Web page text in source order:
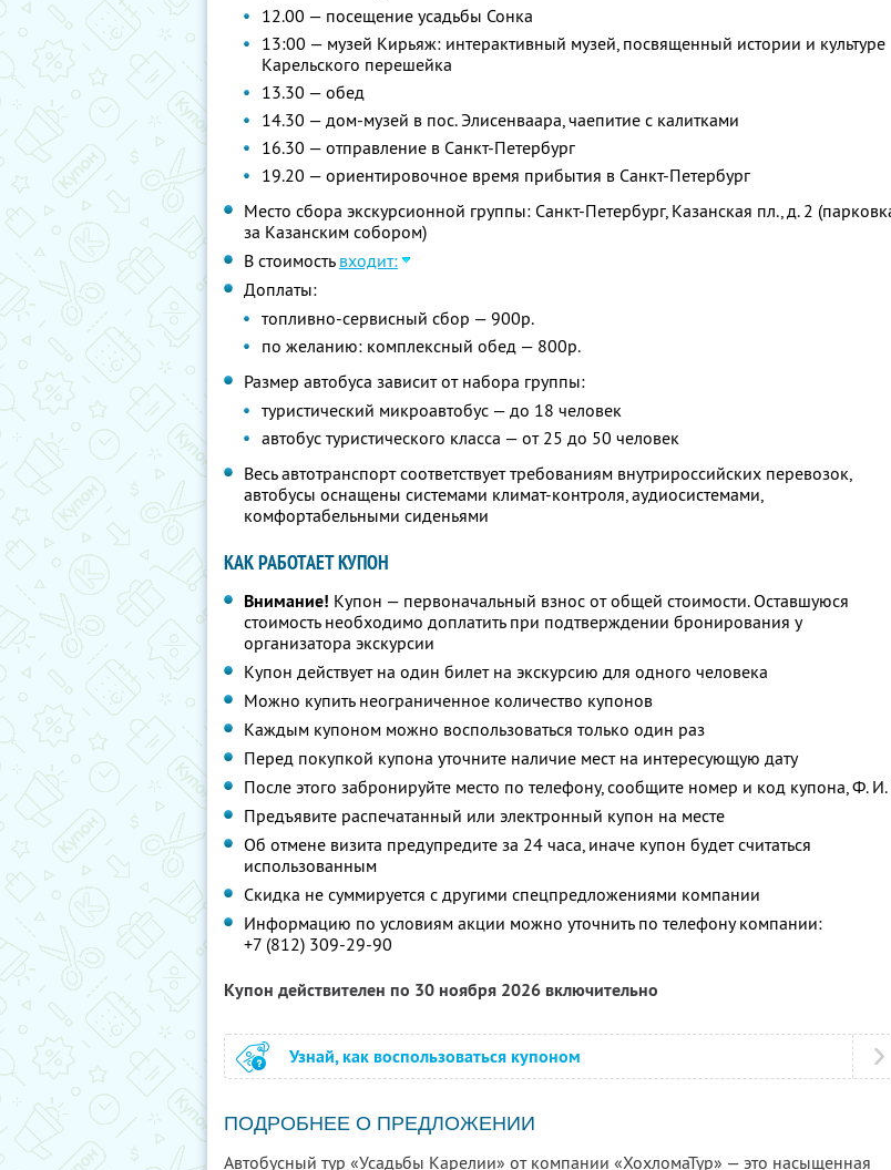
12.00 — посещение усадьбы Сонка
13:00 — музей Кирьяж: интерактивный музей, посвященный истории и культуре
Карельского перешейка
13.30 — обед
14.30 — дом-музей в пос. Элисенваара, чаепитие с калитками
16.30 — отправление в Санкт-Петербург
19.20 — ориентировочное время прибытия в Санкт-Петербург
Место сбора экскурсионной группы: Санкт-Петербург, Казанская пл., д. 2
за Казанским собором)
В стоимость входит:
Доплаты:
топливно-сервисный сбор — 900р.
по желанию: комплексный обед — 800р.
Размер автобуса зависит от набора группы:
туристический микроавтобус — до 18 человек
автобус туристического класса — от 25 до 50 человек
Весь автотранспорт соответствует требованиям внутрироссийских перевозок,
автобусы оснащены системами климат-контроля, аудиосистемами,
комфортабельными сиденьями
КАК РАБОТАЕТ КУПОН
Внимание! Купон — первоначальный взнос от общей стоимости. Оставшуюся
стоимость необходимо доплатить при подтверждении бронирования у
организатора экскурсии
Купон действует на один билет на экскурсию для одного человека
Можно купить неограниченное количество купонов
Каждым купоном можно воспользоваться только один раз
Перед покупкой купона уточните наличие мест на интересующую дату
После этого забронируйте место по телефону, сообщите номер и код купона, Ф.
Предъявите распечатанный или электронный купон на месте
Об отмене визита предупредите за 24 часа, иначе купон будет считаться
использованным
Скидка не суммируется с другими спецпредложениями компании
Информацию по условиям акции можно уточнить по телефону компании:
+7 (812) 309-29-90
Купон действителен по 30 ноября 2026 включительно
Узнай, как воспользоваться купоном
ПОДРОБНЕЕ О ПРЕДЛОЖЕНИИ
Автобусный тур «Усадьбы Карелии» от компании «ХохломаТур» — это насыщенная